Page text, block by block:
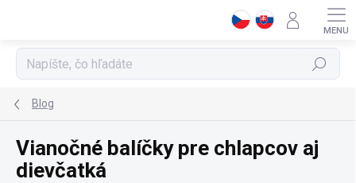
Hľadať
Blog
Vianočné balíčky pre chlapcov aj
dievčatká